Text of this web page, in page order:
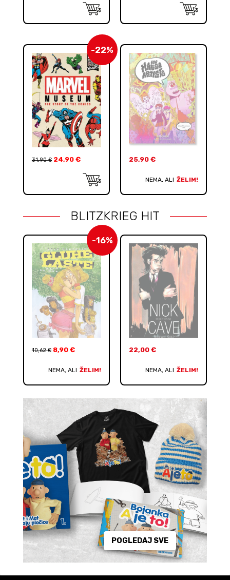
-22%
31,90€ 24,90 € 25,90 €
NEMA, ALI ŽELIM!
BLITZKRIEG HIT
-16%
10,62€ 8,90 €
NEMA, ALI ŽELIM!
22,00 €
NEMA, ALI ŽELIM!
POGLEDAJ SVE